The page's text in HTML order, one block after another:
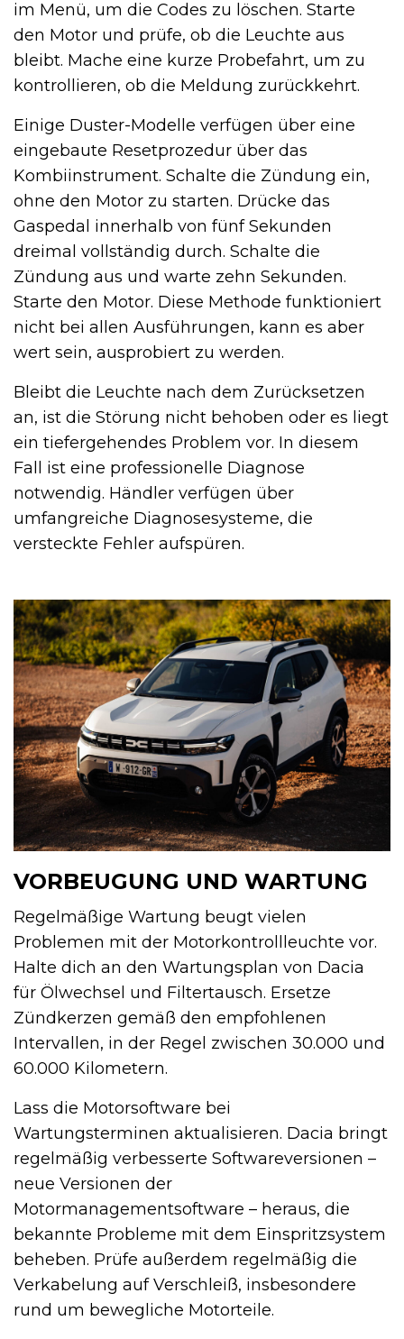
im Menü, um die Codes zu löschen. Starte
den Motor und prüfe, ob die Leuchte aus
bleibt. Mache eine kurze Probefahrt, um zu
kontrollieren, ob die Meldung zurückkehrt.
Einige Duster-Modelle verfügen über eine
eingebaute Resetprozedur über das
Kombiinstrument. Schalte die Zündung ein,
ohne den Motor zu starten. Drücke das
Gaspedal innerhalb von fünf Sekunden
dreimal vollständig durch. Schalte die
Zündung aus und warte zehn Sekunden.
Starte den Motor. Diese Methode funktioniert
nicht bei allen Ausführungen, kann es aber
wert sein, ausprobiert zu werden.
Bleibt die Leuchte nach dem Zurücksetzen
an, ist die Störung nicht behoben oder es liegt
ein tiefergehendes Problem vor. In diesem
Fall ist eine professionelle Diagnose
notwendig. Händler verfügen über
umfangreiche Diagnosesysteme, die
versteckte Fehler aufspüren.
VORBEUGUNG UND WARTUNG
Regelmäßige Wartung beugt vielen
Problemen mit der Motorkontrollleuchte vor.
Halte dich an den Wartungsplan von Dacia
für Ölwechsel und Filtertausch. Ersetze
Zündkerzen gemäß den empfohlenen
Intervallen, in der Regel zwischen 30.000 und
60.000 Kilometern.
Lass die Motorsoftware bei
Wartungsterminen aktualisieren. Dacia bringt
regelmäßig verbesserte Softwareversionen –
neue Versionen der
Motormanagementsoftware – heraus, die
bekannte Probleme mit dem Einspritzsystem
beheben. Prüfe außerdem regelmäßig die
Verkabelung auf Verschleiß, insbesondere
rund um bewegliche Motorteile.